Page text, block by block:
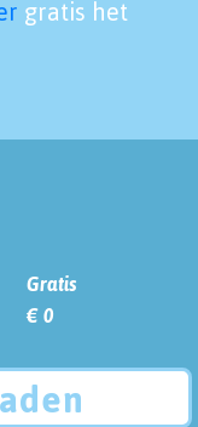
gratis het
Gratis
€ 0